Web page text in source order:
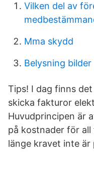
Vilken del av
Mma skydd
Belysning bilder
Tips! I dag finns
skicka fakturor
Huvudprincipen är
på kostnader för
länge kravet inte är